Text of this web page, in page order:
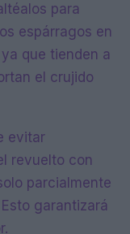
para
espárragos en
que tienden a
el crujido
evitar
revuelto con
parcialmente
garantizará